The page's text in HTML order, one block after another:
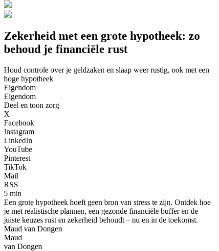
Zekerheid met een grote hypotheek: zo
behoud je financiële rust
Houd controle over je geldzaken en slaap weer rustig, ook met een
hoge hypotheek
Eigendom
Eigendom
Deel en toon zorg
X
Facebook
Instagram
LinkedIn
YouTube
Pinterest
TikTok
Mail
RSS
5 min
Een grote hypotheek hoeft geen bron van stress te zijn. Ontdek hoe
je met realistische plannen, een gezonde financiële buffer en de
juiste keuzes rust en zekerheid behoudt – nu en in de toekomst.
Maud van Dongen
Maud
van Dongen